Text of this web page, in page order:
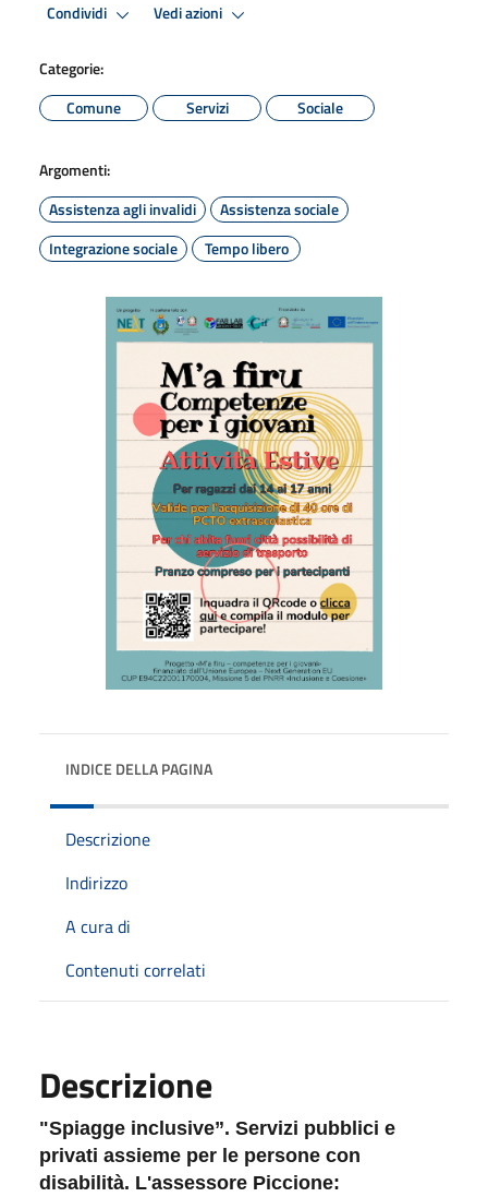
Condividi Vedi azioni
Categorie:
Comune
Servizi Sociale
Argomenti:
Assistenza agli invalidi
Assistenza sociale
Integrazione sociale
Tempo libero
INDICE DELLA PAGINA
Descrizione
Indirizzo
A cura di
Contenuti correlati
Descrizione
"Spiagge inclusive”. Servizi pubblici e
privati assieme per le persone con
disabilità. L'assessore Piccione: